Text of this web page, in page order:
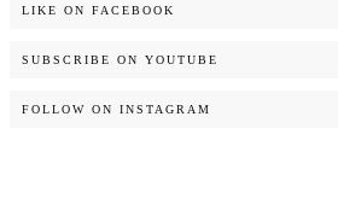
LIKE ON FACEBOOK
SUBSCRIBE ON YOUTUBE
FOLLOW ON INSTAGRAM